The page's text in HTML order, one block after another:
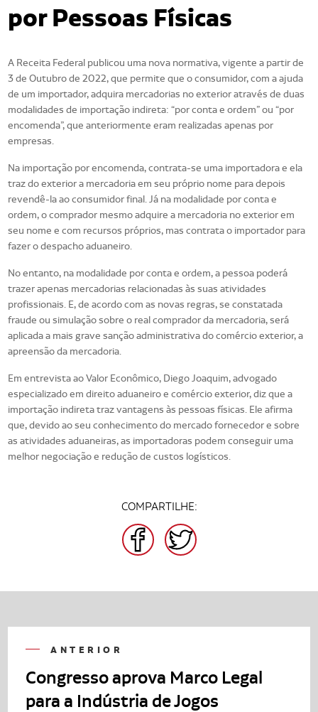
por Pessoas Físicas
A Receita Federal publicou uma nova normativa, vigente a partir de
3 de Outubro de 2022, que permite que o consumidor, com a ajuda
de um importador, adquira mercadorias no exterior através de duas
modalidades de importação indireta: “por conta e ordem” ou “por
encomenda”, que anteriormente eram realizadas apenas por
empresas.
Na importação por encomenda, contrata-se uma importadora e ela
traz do exterior a mercadoria em seu próprio nome para depois
revendê-la ao consumidor final. Já na modalidade por conta e
ordem, o comprador mesmo adquire a mercadoria no exterior em
seu nome e com recursos próprios, mas contrata o importador para
fazer o despacho aduaneiro.
No entanto, na modalidade por conta e ordem, a pessoa poderá
trazer apenas mercadorias relacionadas às suas atividades
profissionais. E, de acordo com as novas regras, se constatada
fraude ou simulação sobre o real comprador da mercadoria, será
aplicada a mais grave sanção administrativa do comércio exterior, a
apreensão da mercadoria.
Em entrevista ao Valor Econômico, Diego Joaquim, advogado
especializado em direito aduaneiro e comércio exterior, diz que a
importação indireta traz vantagens às pessoas físicas. Ele afirma
que, devido ao seu conhecimento do mercado fornecedor e sobre
as atividades aduaneiras, as importadoras podem conseguir uma
melhor negociação e redução de custos logísticos.
COMPARTILHE:
FACEBOOKTWITTER
ANTERIOR
Congresso aprova Marco Legal
para a Indústria de Jogos